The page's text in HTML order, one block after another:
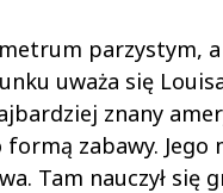
parzystym,
uważa się
znany
zabawy. Jego
Tam nauczył się